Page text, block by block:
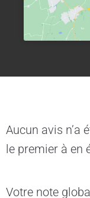
Aucun avis n’a
le premier à en
Votre note